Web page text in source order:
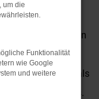
Leverkusen kann
empfehlen
und sind zudem als
des Herstellers.
um die
Funktionalität
wie Google
und weitere